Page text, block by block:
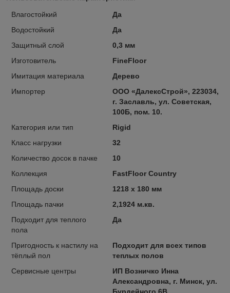
Влагостойкий
Да
Водостойкий
Да
Защитный слой
0,3 мм
Изготовитель
FineFloor
Имитация материала
Дерево
Импортер
OOO «ДалексСтрой», 223034,
г. Заславль, ул. Советская,
100Б, пом. 10.
Категория или тип
Rigid
Класс нагрузки
32
Количество досок в пачке
10
Коллекция
FastFloor Country
Площадь доски
1218 x 180 мм
Площадь пачки
2,1924 м.кв.
Подходит для теплого
пола
Да
Пригодность к настилу на
тёплый пол
Подходит для всех типов
теплых полов
Сервисные центры
ИП Возничко Инна
Александровна, г. Минск, ул.
Бурдейного 6В